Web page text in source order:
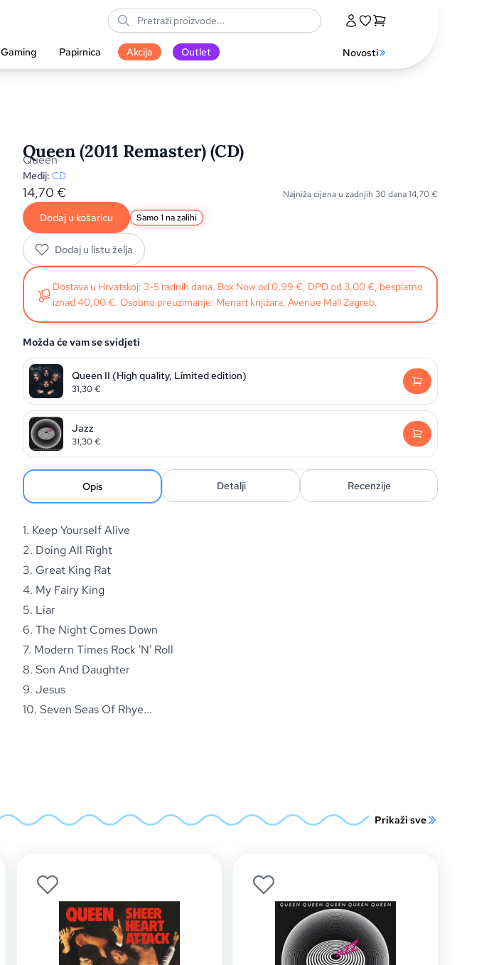
Gaming Papirnica Akcija Outlet Novosti
Queen (2011 Remaster) (CD)
Queen
Medij: CD
14,70 € Najniža cijena u zadnjih 30 dana14,70€
Dodaj u košaricu Samo 1 na zalihi
Dodaj u listu želja
Dostava u Hrvatskoj: 3-5 radnih dana. Box Now od 0,99 €, DPD od 3,00 €, besplatno
iznad 40,00 €. Osobno preuzimanje: Menart knjižara, Avenue Mall Zagreb.
Možda će vam se svidjeti
Queen II (High quality, Limited edition)
31,30€
Jazz
31,30€
Opis Detalji Recenzije
1. Keep Yourself Alive
2. Doing All Right
3. Great King Rat
4. My Fairy King
5. Liar
6. The Night Comes Down
7. Modern Times Rock 'N' Roll
8. Son And Daughter
9. Jesus
10. Seven Seas Of Rhye...
Prikaži sve